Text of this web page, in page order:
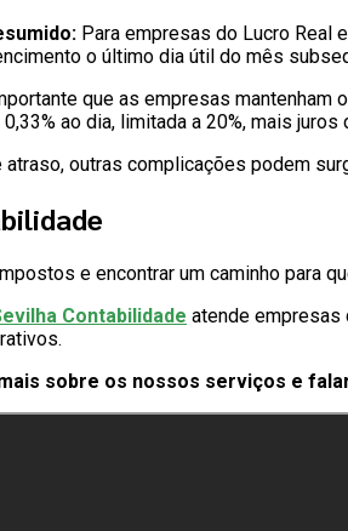
Para empresas do Lucro Real
o último dia útil do mês
que as empresas
ao dia, limitada a 20%, mais juros
outras complicações podem
e encontrar um caminho para
Contabilidade atende empresas
sobre os nossos serviços e